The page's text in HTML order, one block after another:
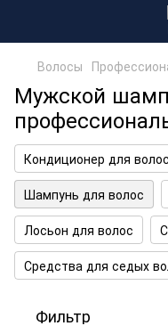
Волосы
Мужской
Кондиционер для волос
Шампунь для волос
Лосьон для волос
Средства для седых
Фильтр